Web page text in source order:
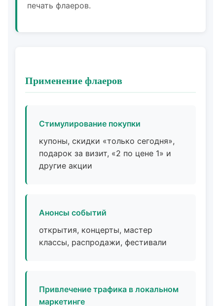
печать флаеров.
Применение флаеров
Стимулирование покупки
купоны, скидки «только сегодня»,
подарок за визит, «2 по цене 1» и
другие акции
Анонсы событий
открытия, концерты, мастер
классы, распродажи, фестивали
Привлечение трафика в локальном
маркетинге